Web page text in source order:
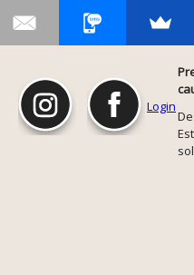
Login